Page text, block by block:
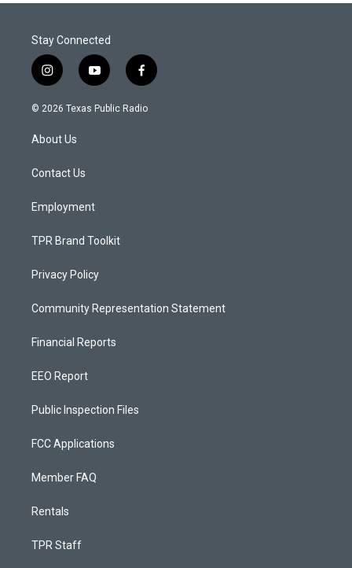
Stay Connected
i
n
s
a
g
a
y
o
u
f
a
c
© 2026 Texas Public Radio
About Us
Contact Us
Employment
TPR Brand Toolkit
Privacy Policy
Community Representation Statement
Financial Reports
EEO Report
Public Inspection Files
FCC Applications
Member FAQ
Rentals
TPR Staff